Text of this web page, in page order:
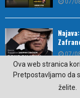
07/
Kako
Ova web stranica
Pretpostavljamo da
želite.